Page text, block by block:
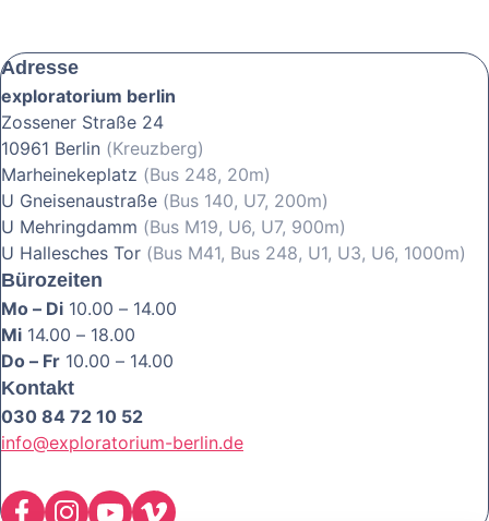
Adresse
exploratorium berlin
Zossener Straße 24
10961 Berlin (Kreuzberg)
Marheinekeplatz (Bus 248, 20m)
U Gneisenaustraße (Bus 140, U7, 200m)
U Mehringdamm (Bus M19, U6, U7, 900m)
U Hallesches Tor (Bus M41, Bus 248, U1, U3, U6, 1000m)
Bürozeiten
Mo – Di 10.00 – 14.00
Mi 14.00 – 18.00
Do – Fr 10.00 – 14.00
Kontakt
030 84 72 10 52
info@exploratorium-berlin.de